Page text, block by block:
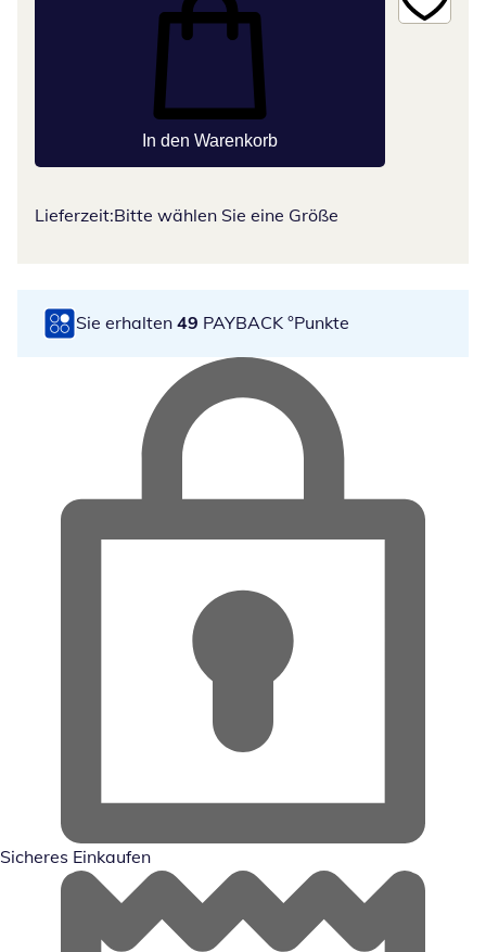
In den Warenkorb
Lieferzeit:Bitte wählen Sie eine Größe
Sie erhalten 49 PAYBACK °Punkte
Sicheres Einkaufen